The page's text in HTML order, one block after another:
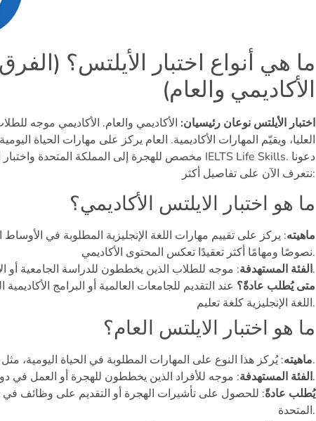
ما هي أنواع اختبار الأيلتس؟
الأكاديمي والعام)
اختبار الأيلتس نوعان رئيسيان: الأكاديمي والعام. الأكاديمي موجه
العليا، ويقيّم المهارات الأكاديمية. العام يركز على مهارات الحياة
نتعرف الآن على تفاصيل أكثر:
ما هو اختبار الايلتس الأكاديمي؟
ماهيته: يركز على تقييم مهارات اللغة الإنجليزية المطلوبة في الأوساط
نصوصًا ومهامًا أكثر تعقيدًا تعكس المحتوى الأكاديمي.
الفئة المستهدفة: موجه للطلاب الذين يخططون للدراسة الجامعية أو الالتحاق ببرامج الدراسات العليا.
متى يُطلب عادةً؟ عند التقديم للجامعات العالمية أو البرامج
اللغة الإنجليزية كلغة تعليم.
ما هو اختبار الايلتس العام؟
ماهيته: يُركز هذا النوع على المهارات المطلوبة في الحياة اليومية، مثل التفاعل في بيئات اجتماعية ومهنية.
الفئة المستهدفة: موجه للأفراد الذين يخططون للهجرة أو العمل في دول تعتمد اللغة الإنجليزية.
يُطلب عادةً: للحصول على تأشيرات الهجرة أو التقديم على وظائف في
المتحدة.